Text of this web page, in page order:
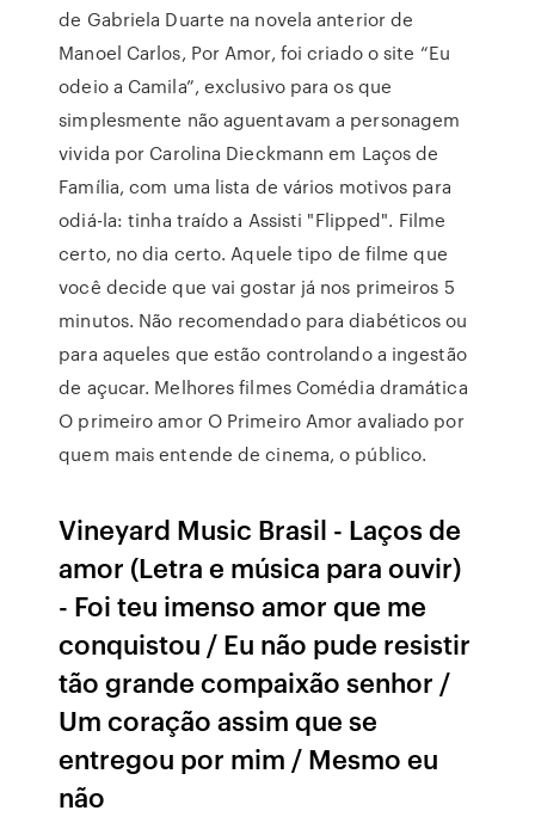
de Gabriela Duarte na novela anterior de
Manoel Carlos, Por Amor, foi criado o site “Eu
odeio a Camila”, exclusivo para os que
simplesmente não aguentavam a personagem
vivida por Carolina Dieckmann em Laços de
Família, com uma lista de vários motivos para
odiá-la: tinha traído a Assisti "Flipped". Filme
certo, no dia certo. Aquele tipo de filme que
você decide que vai gostar já nos primeiros 5
minutos. Não recomendado para diabéticos ou
para aqueles que estão controlando a ingestão
de açucar. Melhores filmes Comédia dramática
O primeiro amor O Primeiro Amor avaliado por
quem mais entende de cinema, o público.
Vineyard Music Brasil - Laços de
amor (Letra e música para ouvir)
- Foi teu imenso amor que me
conquistou / Eu não pude resistir
tão grande compaixão senhor /
Um coração assim que se
entregou por mim / Mesmo eu
não